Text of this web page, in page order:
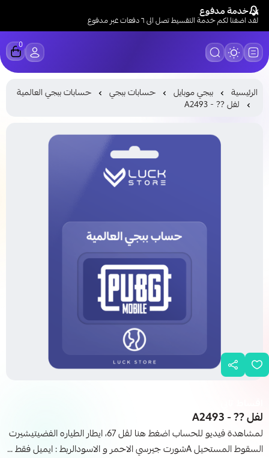
خدمة مدفوع
لقد اضفنا لكم خدمة التقسيط تصل الى ٦ دفعات عبر مدفوع
0
الرئيسية ببجي موبايل حسابات ببجي
حسابات ببجي العالمية
لفل ?? - A2493
لفل ?? - A2493
لمشاهدة فيديو للحساب اضغط هنا لڤل 67، ايطار الطياره الفضيتيشيرت
السقوط المستحيل Aشورت جيرسي الاحمر و الاسودالربط : ايميل فقط ...